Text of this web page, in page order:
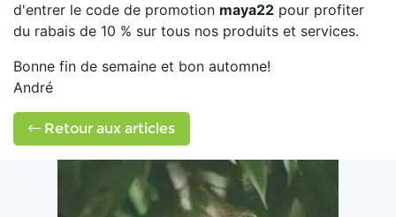
d'entrer le code de promotion maya22 pour profiter
du rabais de 10 % sur tous nos produits et services.
Bonne fin de semaine et bon automne!
André
Retour aux articles